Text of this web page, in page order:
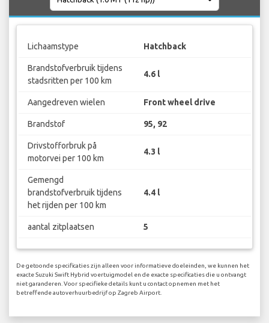
Lichaamstype Hatchback
Brandstofverbruik tijdens
stadsritten per 100 km
4.6 l
Aangedreven wielen Front wheel drive
Brandstof 95, 92
Drivstofforbruk på
motorvei per 100 km
4.3 l
Gemengd
brandstofverbruik tijdens
het rijden per 100 km
4.4 l
aantal zitplaatsen 5
De getoonde specificaties zijn alleen voor informatieve doeleinden, we kunnen het
exacte Suzuki Swift Hybrid voertuigmodel en de exacte specificaties die u ontvangt
niet garanderen. Voor specifieke details kunt u contact opnemen met het
betreffende autoverhuurbedrijf op Zagreb Airport.